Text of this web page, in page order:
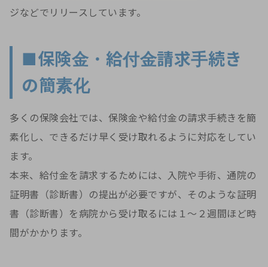
ジなどでリリースしています。
■保険金・給付金請求手続き
の簡素化
多くの保険会社では、保険金や給付金の請求手続きを簡
素化し、できるだけ早く受け取れるように対応をしてい
ます。
本来、給付金を請求するためには、入院や手術、通院の
証明書（診断書）の提出が必要ですが、そのような証明
書（診断書）を病院から受け取るには１～２週間ほど時
間がかかります。